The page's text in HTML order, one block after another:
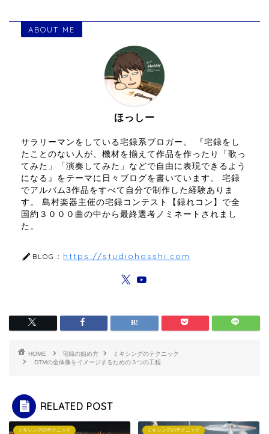
ABOUT ME
ほっしー
サラリーマンをしている宅録系ブロガー。 『宅録をし
たことのない人が、機材を揃えて作品を作ったり「歌っ
てみた」「演奏してみた」などで自由に表現できるよう
になる』をテーマに日々ブログを書いています。 宅録
でアルバム3作品をすべて自分で制作した経験ありま
す。 島村楽器主催の宅録コンテスト【録れコン】で全
国約３０００曲の中から最終選考ノミネートされまし
た。
BLOG： https://studiohosshi.com
HOME 宅録の始め方
ミキシングのテクニック
DTMの全体像をイメージするための３つの工程
RELATED POST
ミキシングのテクニック ミキシングのテクニック